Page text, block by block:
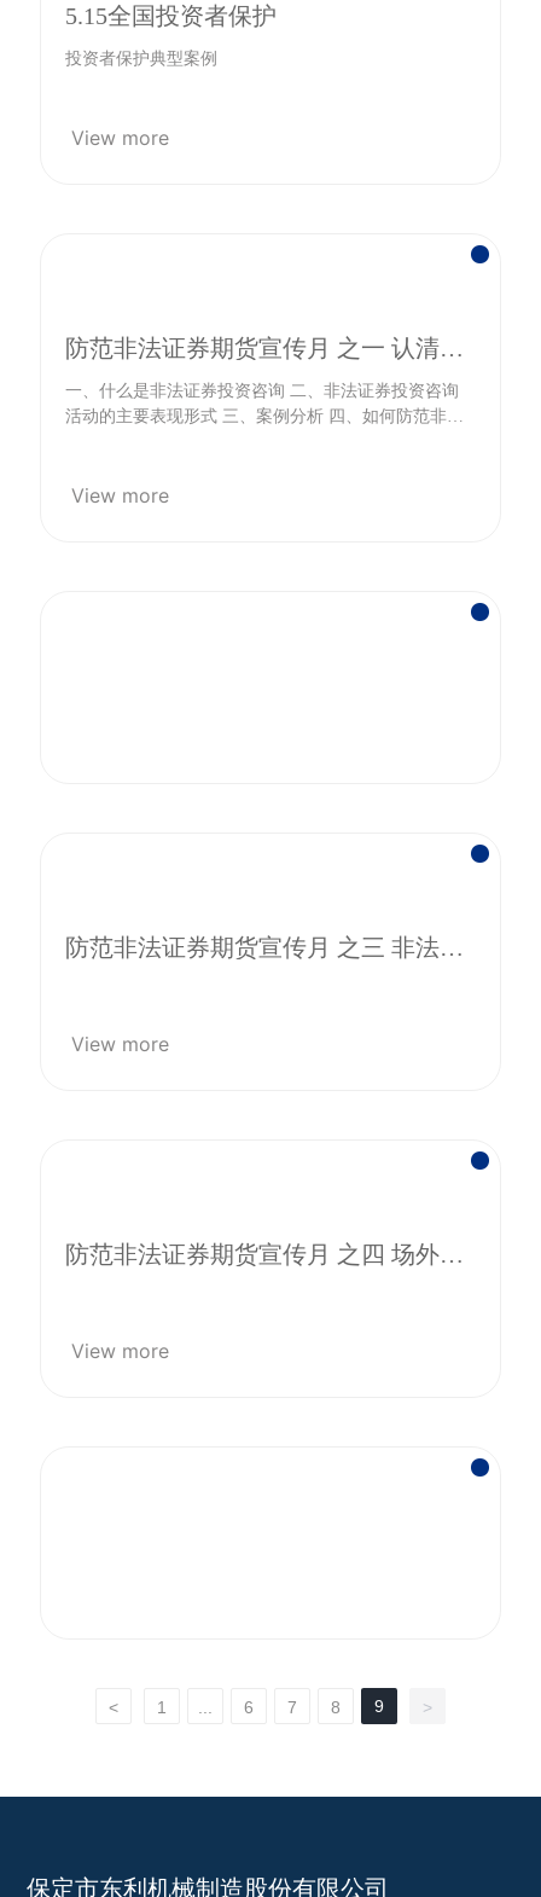
5.15全国投资者保护
投资者保护典型案例
View more
防范非法证券期货宣传月 之一 认清本
一、什么是非法证券投资咨询 二、非法证券投资咨询
活动的主要表现形式 三、案例分析 四、如何防范非法
View more
防范非法证券期货宣传月 之三 非法证
View more
防范非法证券期货宣传月 之四 场外配
View more
< 1 6 7 8 9 >
保定市东利机械制造股份有限公司